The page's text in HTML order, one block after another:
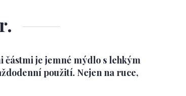
je jemné mýdlo s lehkým
použití. Nejen na ruce,